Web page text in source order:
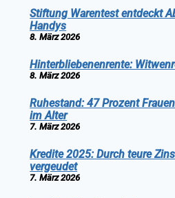
Stiftung Warentest entdeckt
Handys
8. März 2026
Hinterbliebenenrente:
8. März 2026
Ruhestand: 47 Prozent
im Alter
7. März 2026
Kredite 2025: Durch teure
vergeudet
7. März 2026